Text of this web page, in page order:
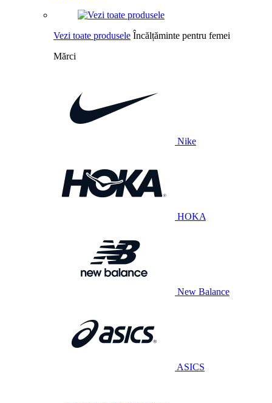
Vezi toate produsele Încălțăminte pentru femei
Mărci
Nike
HOKA
New Balance
ASICS